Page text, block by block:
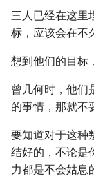
三人已经在这里
标，应该会在不
想到他们的目标
曾几何时，他们
的事情，那就不
要知道对于这种
结好的，不论是
力都是不会姑息